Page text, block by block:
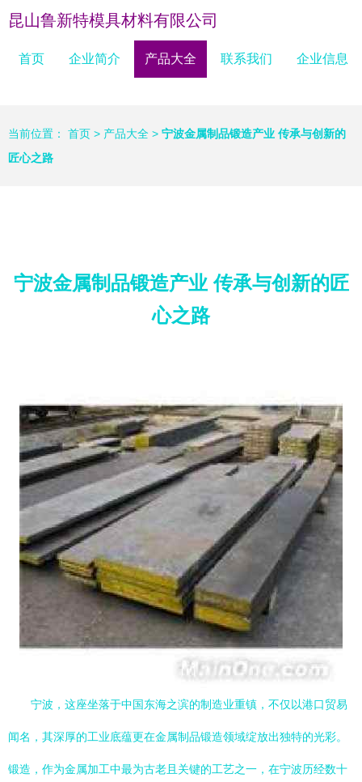
昆山鲁新特模具材料有限公司
首页 企业简介 产品大全 联系我们 企业信息
当前位置： 首页 > 产品大全 > 宁波金属制品锻造产业 传承与创新的
匠心之路
宁波金属制品锻造产业 传承与创新的匠
心之路
宁波，这座坐落于中国东海之滨的制造业重镇，不仅以港口贸易
闻名，其深厚的工业底蕴更在金属制品锻造领域绽放出独特的光彩。
锻造，作为金属加工中最为古老且关键的工艺之一，在宁波历经数十